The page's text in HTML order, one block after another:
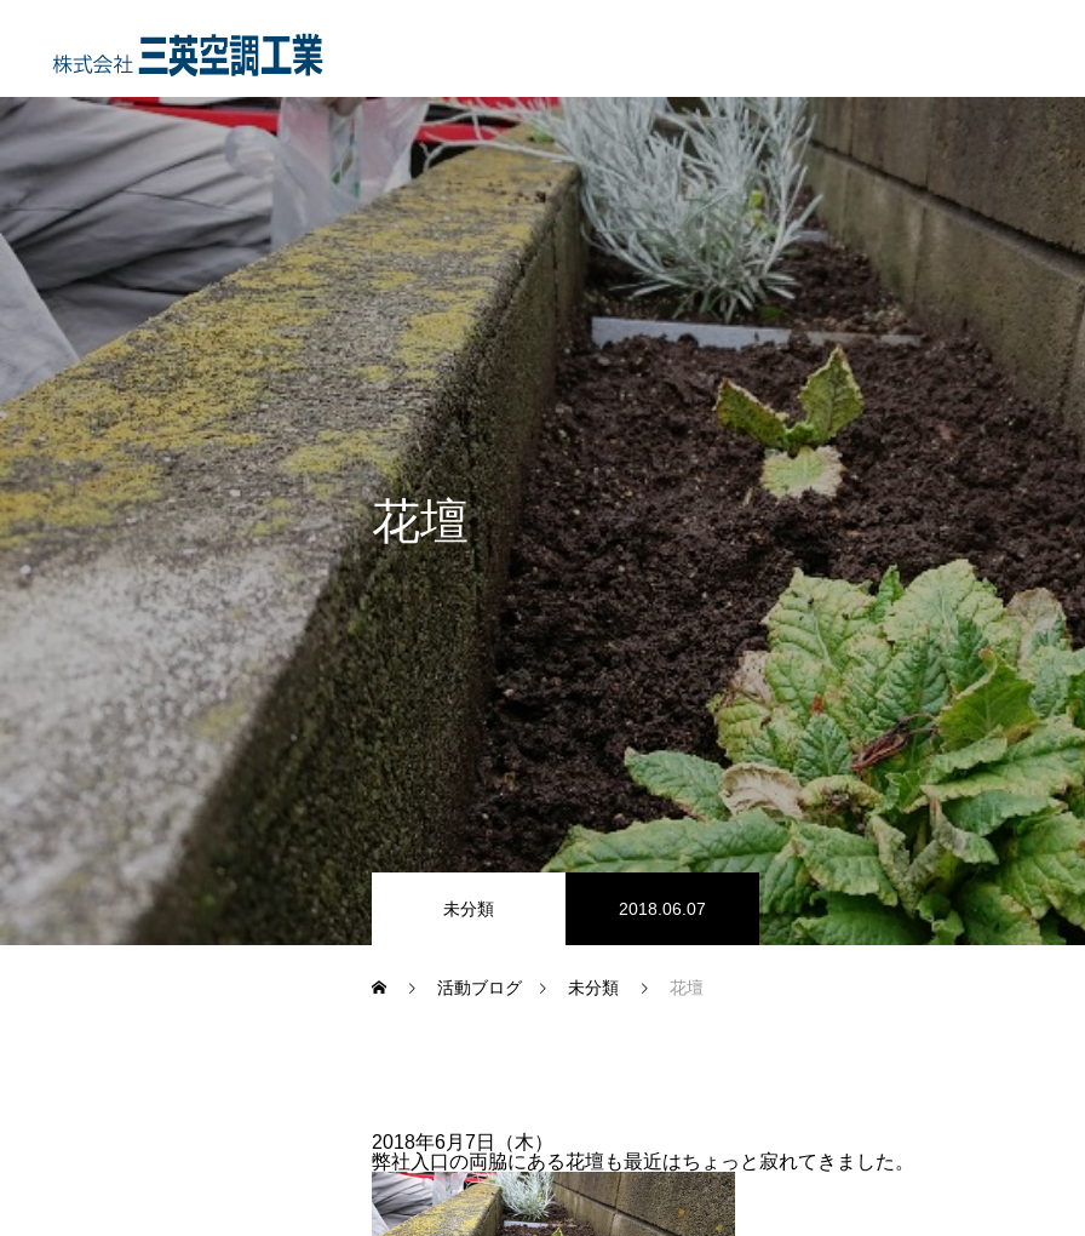
HOME
COMPANY
事業内容 会社概要・沿革・所在地 経営理念
CSR
地域貢献企業 健康経営 SDGs認証
横浜グランドスラム企業
RECRUIT
花壇
未分類 2018.06.07
活動ブログ 未分類 花壇
2018年6月7日（木）
弊社入口の両脇にある花壇も最近はちょっと寂れてきました。